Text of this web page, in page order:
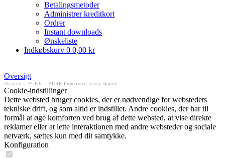
Betalingsmetoder
Administrer kreditkort
Ordrer
Instant downloads
Ønskeliste
Indkøbskurv 0 0,00 kr
Oversigt
Skjorter PURE PURE Functional jersey skjorte
Cookie-indstillinger
Dette websted bruger cookies, der er nødvendige for webstedets
tekniske drift, og som altid er indstillet. Andre cookies, der har til
formål at øge komforten ved brug af dette websted, at vise direkte
reklamer eller at lette interaktionen med andre websteder og sociale
netværk, sættes kun med dit samtykke.
Konfiguration